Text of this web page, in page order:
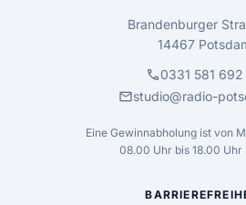
Brandenburger
14467
call0331 581
mailstudio@radio-
Eine Gewinnabholung ist von
08.00 Uhr bis 18.00 Uhr